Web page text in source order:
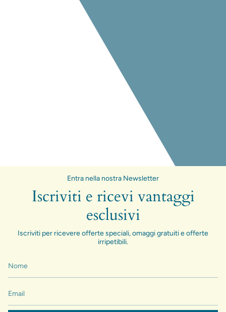
Entra nella nostra Newsletter
Iscriviti e ricevi vantaggi
esclusivi
Iscriviti per ricevere offerte speciali, omaggi gratuiti e offerte
irripetibili.